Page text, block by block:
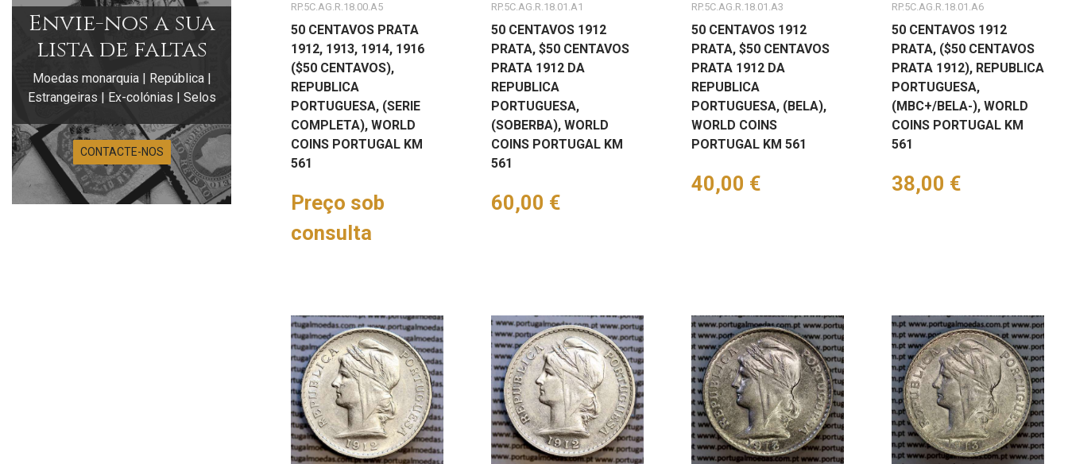
Envie-nos a sua
lista de faltas
Moedas monarquia | República |
Estrangeiras | Ex-colónias | Selos
CONTACTE-NOS
RP.5C.AG.R.18.00.A5
50 CENTAVOS PRATA
1912, 1913, 1914, 1916
($50 CENTAVOS),
REPUBLICA
PORTUGUESA, (SERIE
COMPLETA), WORLD
COINS PORTUGAL KM
561
Preço sob
consulta
RP.5C.AG.R.18.01.A1
50 CENTAVOS 1912
PRATA, $50 CENTAVOS
PRATA 1912 DA
REPUBLICA
PORTUGUESA,
(SOBERBA), WORLD
COINS PORTUGAL KM
561
Preço
60,00 €
RP.5C.AG.R.18.01.A3
50 CENTAVOS 1912
PRATA, $50 CENTAVOS
PRATA 1912 DA
REPUBLICA
PORTUGUESA, (BELA),
WORLD COINS
PORTUGAL KM 561
Preço
40,00 €
RP.5C.AG.R.18.01.A6
50 CENTAVOS 1912
PRATA, ($50 CENTAVOS
PRATA 1912), REPUBLICA
PORTUGUESA,
(MBC+/BELA-), WORLD
COINS PORTUGAL KM
561
Preço
38,00 €